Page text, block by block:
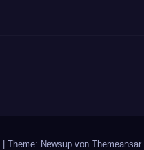
Theme: Newsup von Themeansar